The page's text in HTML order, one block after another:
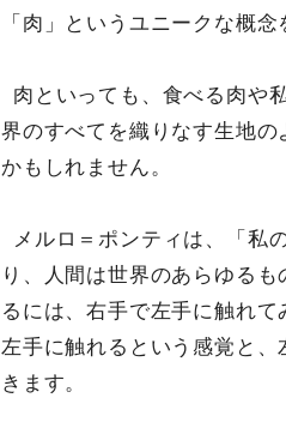
「肉」というユニークな概念
肉といっても、食べる肉や
界のすべてを織りなす生地
かもしれません。
メルロ＝ポンティは、「私
り、人間は世界のあらゆる
るには、右手で左手に触れ
左手に触れるという感覚と
きます。